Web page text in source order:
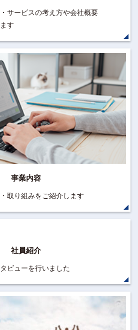
サービスの考え方や会社概要
す
事業内容
取り組みをご紹介します
社員紹介
ビューを行いました